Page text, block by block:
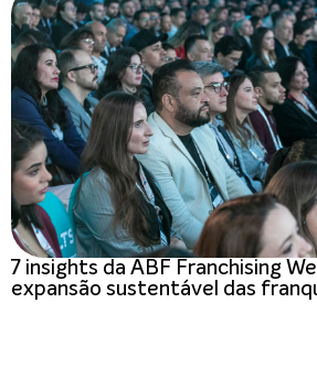
7 insights da ABF Franchising
expansão sustentável das